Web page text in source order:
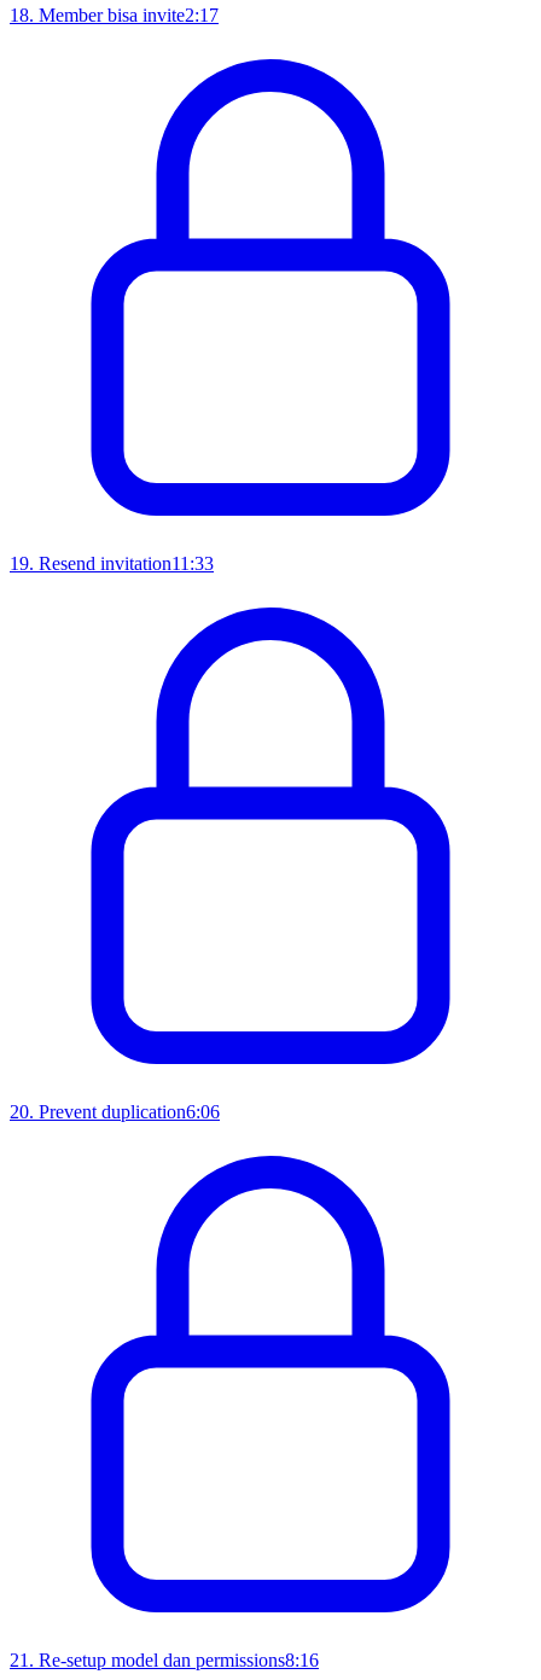
18. Member bisa invite2:17
19. Resend invitation11:33
20. Prevent duplication6:06
21 . Re-setup model dan permissions8:16